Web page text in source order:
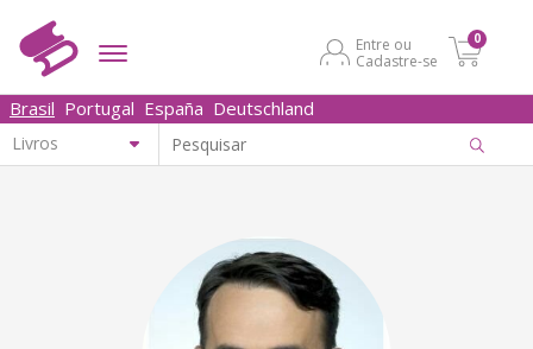
Entre ou
Cadastre-se
0
Brasil Portugal España Deutschland